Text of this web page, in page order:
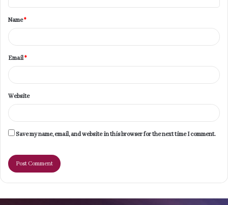
t
*Name*
Email*
Website
Save my name, email, and website in this browser for the next time I comment.